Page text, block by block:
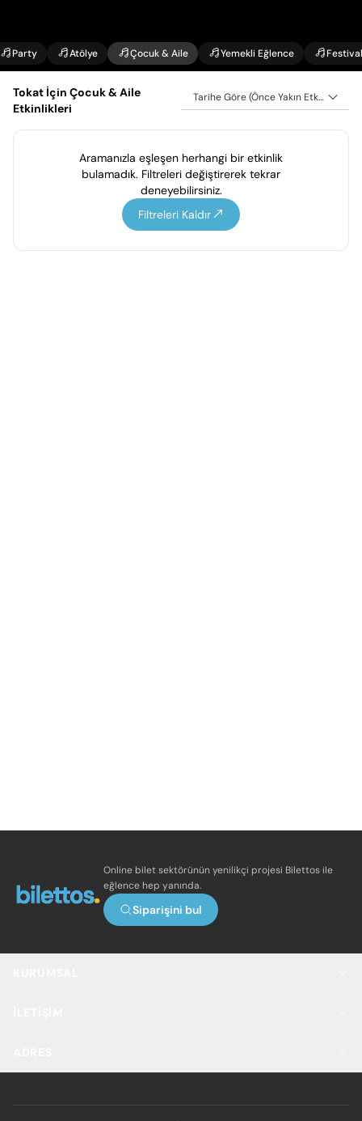
Party Atölye Çocuk & Aile Yemekli Eğlence Festival
Tokat İçin Çocuk & Aile
Etkinlikleri
Tarihe Göre (Önce Yakın Etkinlikler)
Aramanızla eşleşen herhangi bir etkinlik
bulamadık. Filtreleri değiştirerek tekrar
deneyebilirsiniz.
Filtreleri Kaldır
Online bilet sektörünün yenilikçi projesi Bilettos ile
eğlence hep yanında.
Siparişini bul